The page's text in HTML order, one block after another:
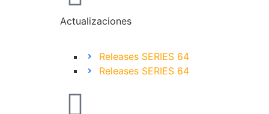
Actualizaciones
Releases SERIES 64
Releases SERIES 64